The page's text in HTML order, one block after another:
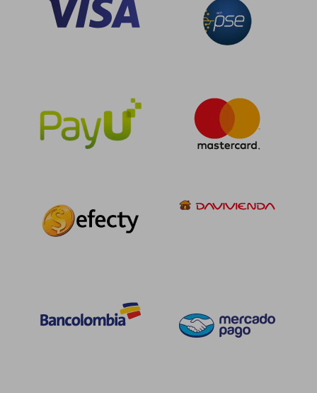
45%
dcto.
$ 687.788
$ 378.283
45%
dcto.